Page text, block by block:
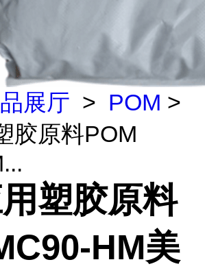
展厅 > POM >
胶原料POM
塑胶原料
HM美